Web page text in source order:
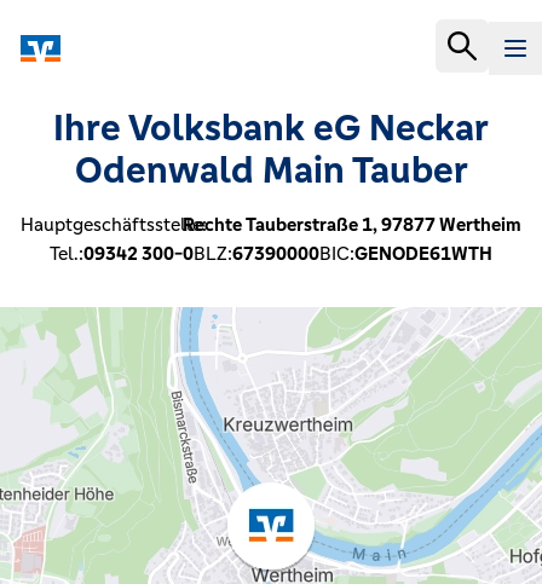
Ihre Volksbank eG Neckar
Odenwald Main Tauber
Hauptgeschäftsstelle:Rechte Tauberstraße 1,97877Wertheim
Tel.:09342 300-0BLZ:67390000BIC:GENODE61WTH